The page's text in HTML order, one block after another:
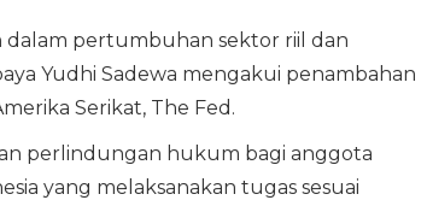
pertumbuhan sektor riil dan
Yudhi Sadewa mengakui penambahan
Serikat, The Fed.
perlindungan hukum bagi anggota
yang melaksanakan tugas sesuai